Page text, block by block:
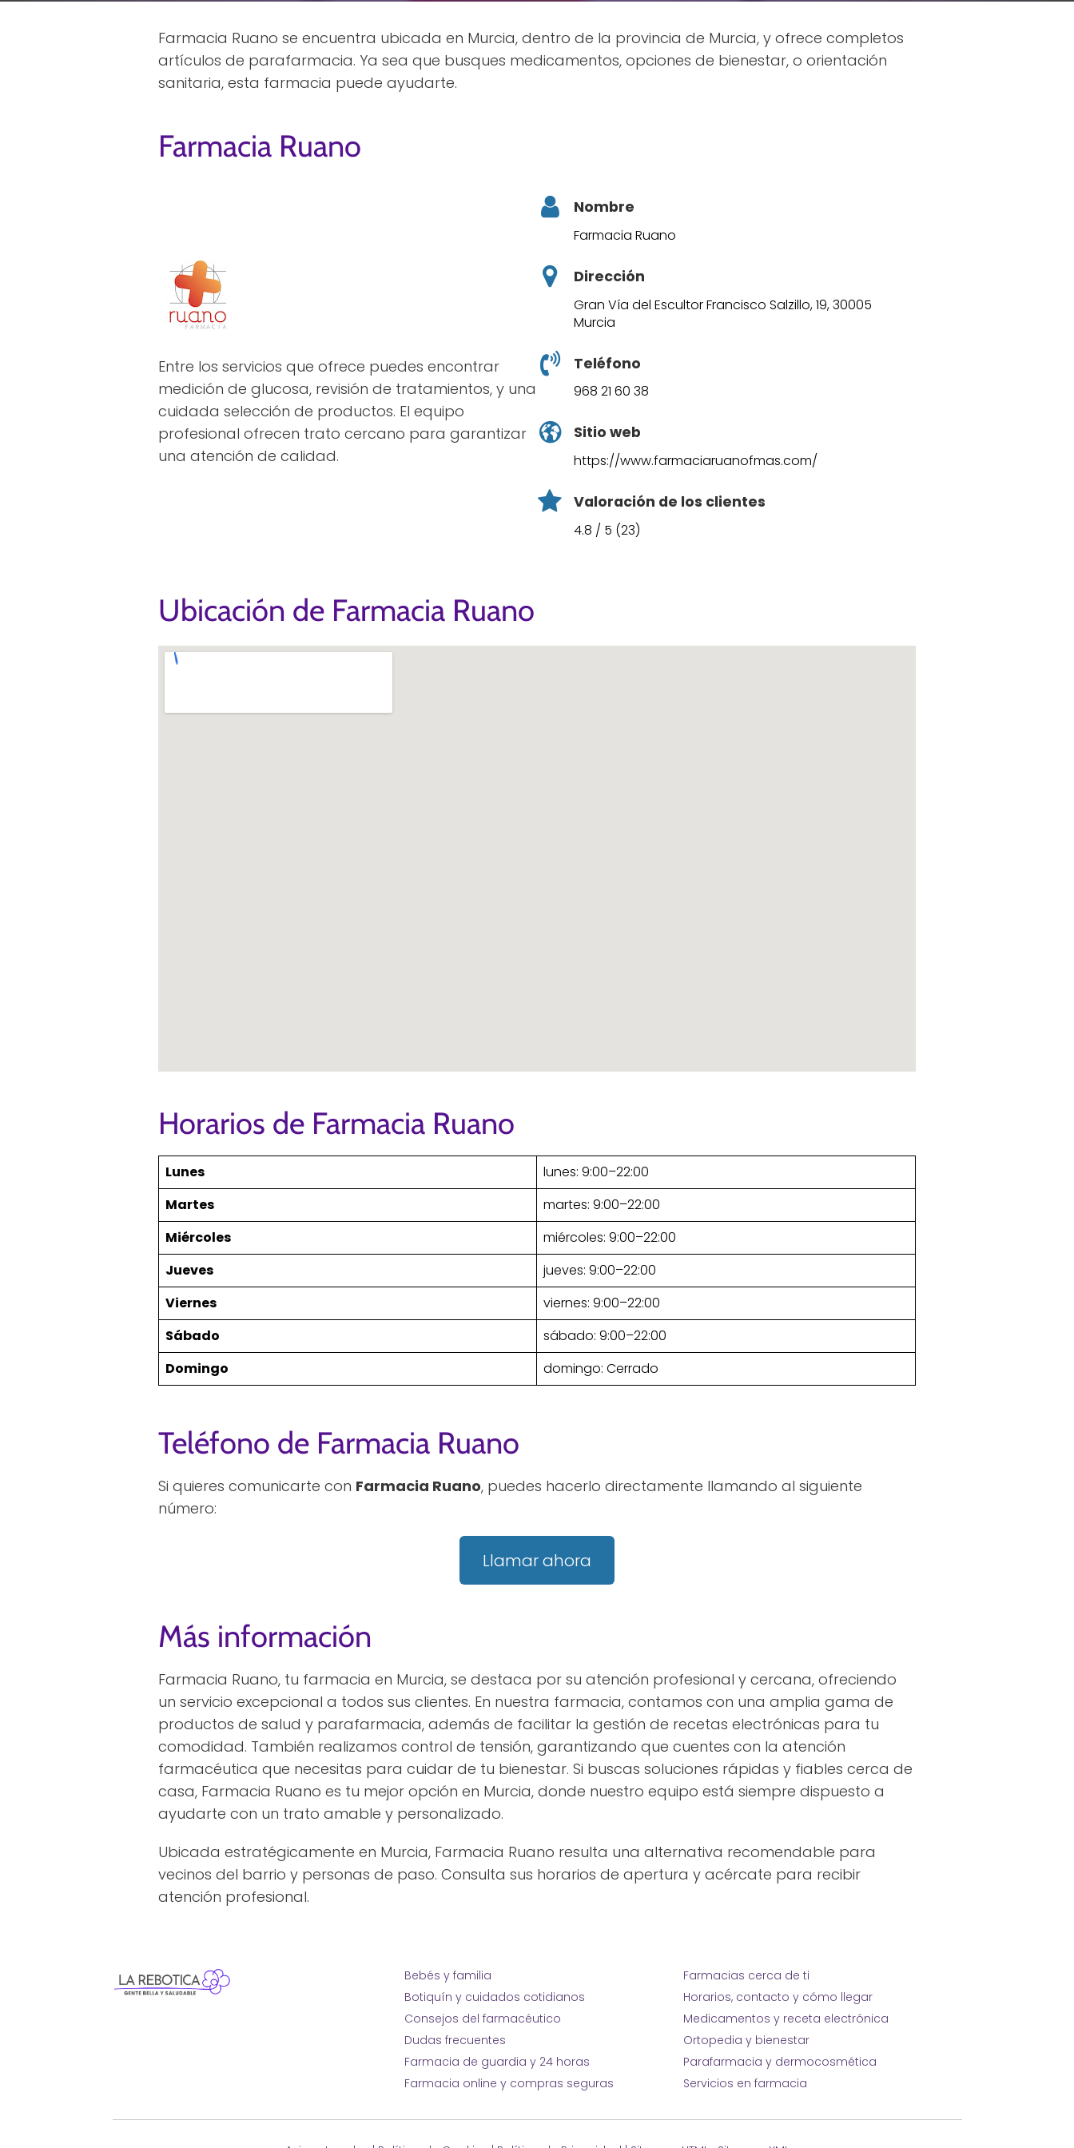
Farmacia Ruano se encuentra ubicada en Murcia, dentro de la provincia de Murcia, y ofrece completos
artículos de parafarmacia. Ya sea que busques medicamentos, opciones de bienestar, o orientación
sanitaria, esta farmacia puede ayudarte.
Farmacia Ruano
Entre los servicios que ofrece puedes encontrar
medición de glucosa, revisión de tratamientos, y una
cuidada selección de productos. El equipo
profesional ofrecen trato cercano para garantizar
una atención de calidad.
Nombre
Farmacia Ruano
Dirección
Gran Vía del Escultor Francisco Salzillo, 19, 30005
Murcia
Teléfono
968 21 60 38
Sitio web
https://www.farmaciaruanofmas.com/
Valoración de los clientes
4.8 / 5 (23)
Ubicación de Farmacia Ruano
Horarios de Farmacia Ruano
Lunes
lunes: 9:00–22:00
Martes
martes: 9:00–22:00
Miércoles
miércoles: 9:00–22:00
Jueves
jueves: 9:00–22:00
Viernes
viernes: 9:00–22:00
Sábado
sábado: 9:00–22:00
Domingo
domingo: Cerrado
Teléfono de Farmacia Ruano
Si quieres comunicarte con Farmacia Ruano, puedes hacerlo directamente llamando al siguiente
número:
Llamar ahora
Más información
Farmacia Ruano, tu farmacia en Murcia, se destaca por su atención profesional y cercana, ofreciendo
un servicio excepcional a todos sus clientes. En nuestra farmacia, contamos con una amplia gama de
productos de salud y parafarmacia, además de facilitar la gestión de recetas electrónicas para tu
comodidad. También realizamos control de tensión, garantizando que cuentes con la atención
farmacéutica que necesitas para cuidar de tu bienestar. Si buscas soluciones rápidas y fiables cerca de
casa, Farmacia Ruano es tu mejor opción en Murcia, donde nuestro equipo está siempre dispuesto a
ayudarte con un trato amable y personalizado.
Ubicada estratégicamente en Murcia, Farmacia Ruano resulta una alternativa recomendable para
vecinos del barrio y personas de paso. Consulta sus horarios de apertura y acércate para recibir
atención profesional.
Bebés y familia
Botiquín y cuidados cotidianos
Consejos del farmacéutico
Dudas frecuentes
Farmacia de guardia y 24 horas
Farmacia online y compras seguras
Farmacias cerca de ti
Horarios, contacto y cómo llegar
Medicamentos y receta electrónica
Ortopedia y bienestar
Parafarmacia y dermocosmética
Servicios en farmacia